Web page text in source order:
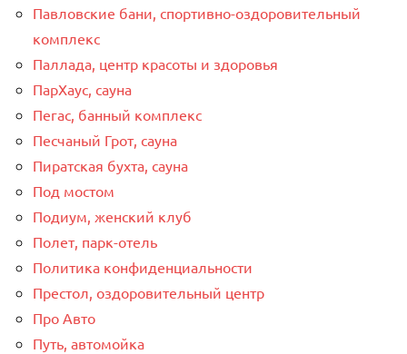
Павловские бани, спортивно-оздоровительный
комплекс
Паллада, центр красоты и здоровья
ПарХаус, сауна
Пегас, банный комплекс
Песчаный Грот, сауна
Пиратская бухта, сауна
Под мостом
Подиум, женский клуб
Полет, парк-отель
Политика конфиденциальности
Престол, оздоровительный центр
Про Авто
Путь, автомойка